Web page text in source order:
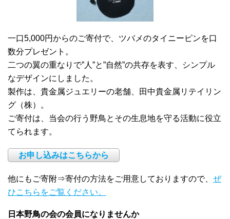
一口5,000円からのご寄付で、ツバメのタイニーピンを口
数分プレゼント。
二つの翼の重なりで”人”と”自然”の共存を表す、シンプル
なデザインにしました。
製作は、貴金属ジュエリーの老舗、田中貴金属リテイリン
グ（株）。
ご寄付は、当会の行う野鳥とその生息地を守る活動に役立
てられます。
お申し込みはこちらから
他にもご寄附⇒寄付の方法をご用意しておりますので、 ぜ
ひこちらをご覧ください。
日本野鳥の会の会員になりませんか